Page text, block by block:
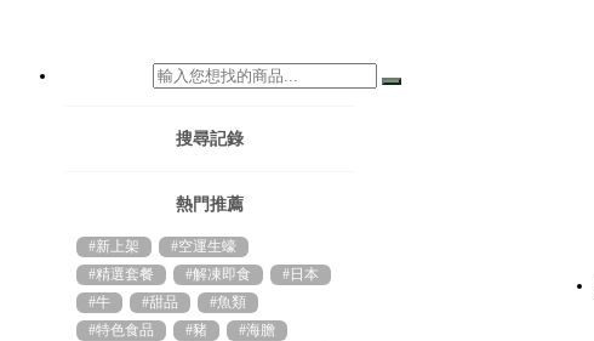
搜尋記錄
熱門推薦
#新上架
#空運生蠔
#精選套餐
#解凍即食
#日本
#牛
#甜品
#魚類
#特色食品
#豬
#海膽